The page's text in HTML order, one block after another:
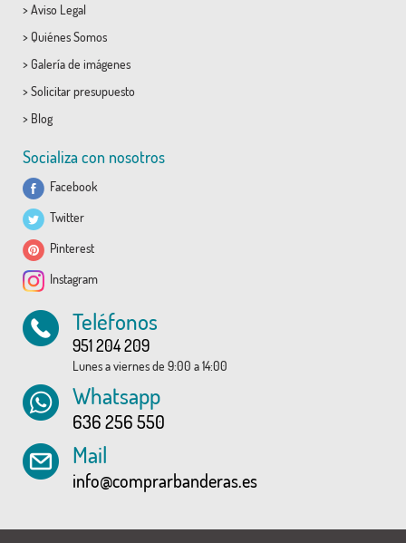
> Aviso Legal
> Quiénes Somos
> Galería de imágenes
> Solicitar presupuesto
> Blog
Socializa con nosotros
Facebook
Twitter
Pinterest
Instagram
Teléfonos
951 204 209
Lunes a viernes de 9:00 a 14:00
Whatsapp
636 256 550
Mail
info@comprarbanderas.es